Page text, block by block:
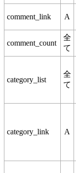
comment_link A
comment_count
全
て
category_list
全
て
category_link A